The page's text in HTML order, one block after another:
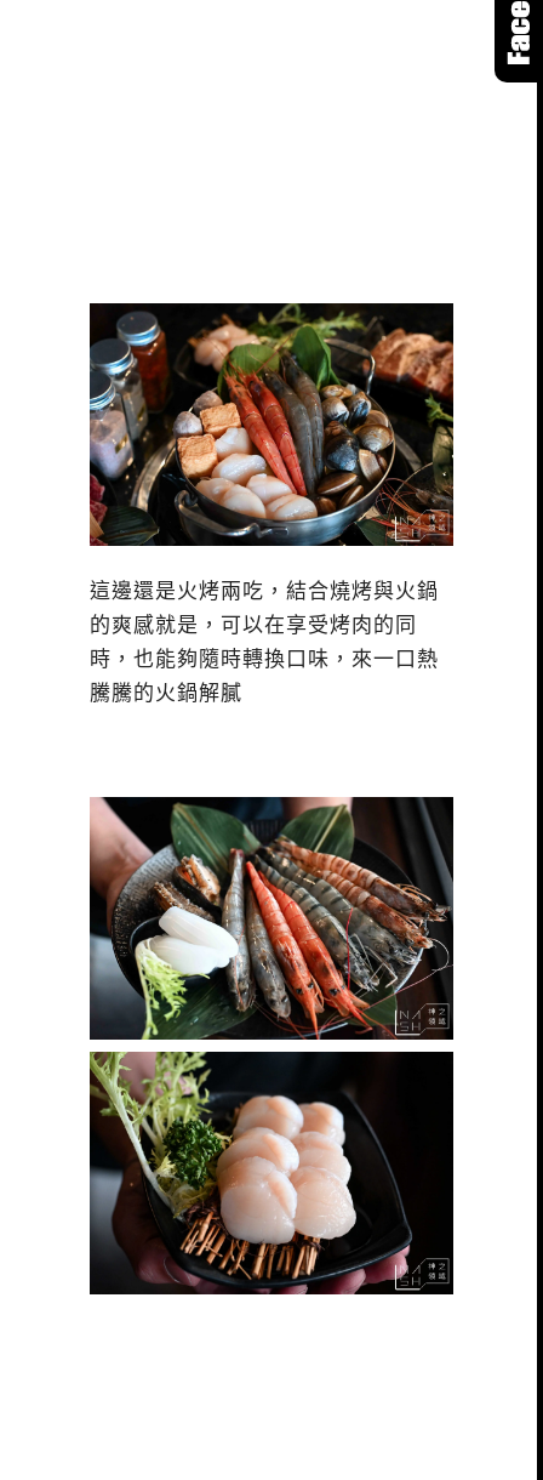
這邊還是火烤兩吃，結合燒烤與火鍋
的爽感就是，可以在享受烤肉的同
時，也能夠隨時轉換口味，來一口熱
騰騰的火鍋解膩